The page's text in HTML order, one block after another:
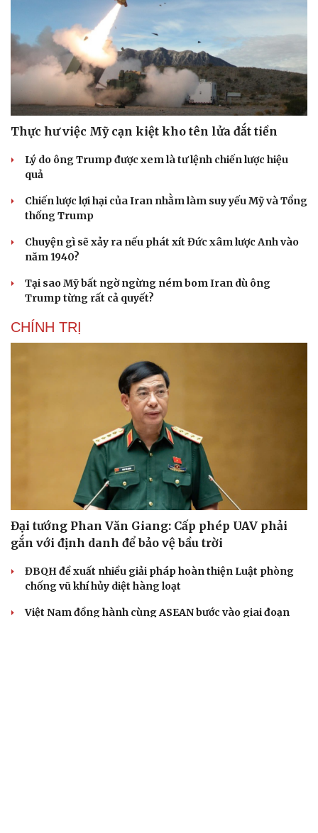
Thực hư việc Mỹ cạn kiệt kho tên lửa đắt tiền
Lý do ông Trump được xem là tư lệnh chiến lược hiệu
quả
Chiến lược lợi hại của Iran nhằm làm suy yếu Mỹ và Tổng
thống Trump
Chuyện gì sẽ xảy ra nếu phát xít Đức xâm lược Anh vào
năm 1940?
Tại sao Mỹ bất ngờ ngừng ném bom Iran dù ông
Trump từng rất cả quyết?
CHÍNH TRỊ
Đại tướng Phan Văn Giang: Cấp phép UAV phải
gắn với định danh để bảo vệ bầu trời
ĐBQH đề xuất nhiều giải pháp hoàn thiện Luật phòng
chống vũ khí hủy diệt hàng loạt
Việt Nam đồng hành cùng ASEAN bước vào giai đoạn